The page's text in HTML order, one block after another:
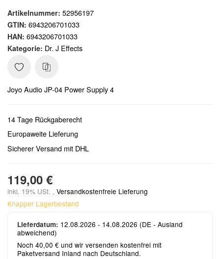
Artikelnummer: 52956197
GTIN: 6943206701033
HAN: 6943206701033
Kategorie: Dr. J Effects
Joyo Audio JP-04 Power Supply 4
14 Tage Rückgaberecht
Europaweite Lieferung
Sicherer Versand mit DHL
119,00 €
inkl. 19% USt. , Versandkostenfreie Lieferung
Knapper Lagerbestand
Lieferdatum: 12.08.2026 - 14.08.2026 (DE - Ausland
abweichend)
Noch 40,00 € und wir versenden kostenfrei mit
Paketversand Inland nach Deutschland.